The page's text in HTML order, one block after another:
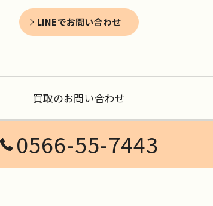
LINEでお問い合わせ
買取のお問い合わせ
0566-55-7443